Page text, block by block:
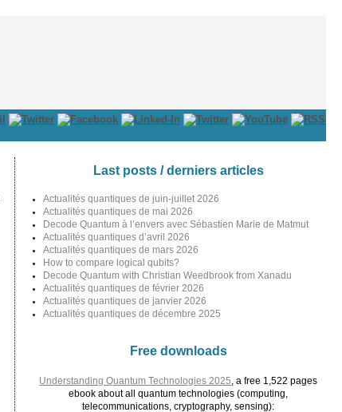
Last posts / derniers articles
Actualités quantiques de juin-juillet 2026
Actualités quantiques de mai 2026
Decode Quantum à l’envers avec Sébastien Marie de Matmut
Actualités quantiques d’avril 2026
Actualités quantiques de mars 2026
How to compare logical qubits?
Decode Quantum with Christian Weedbrook from Xanadu
Actualités quantiques de février 2026
Actualités quantiques de janvier 2026
Actualités quantiques de décembre 2025
Free downloads
Understanding Quantum Technologies 2025 , a free 1,522 pages
ebook about all quantum technologies (computing,
telecommunications, cryptography, sensing):